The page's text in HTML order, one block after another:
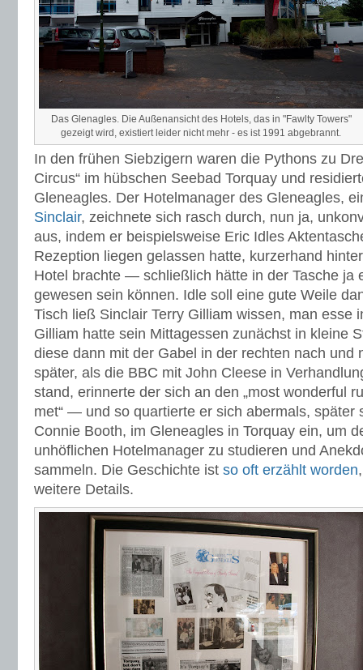
Das Glenagles. Die Außenansicht des Hotels, das in "Fawlty Towers"
gezeigt wird, existiert leider nicht mehr - es ist 1991 abgebrannt.
In den frühen Siebzigern waren die Pythons zu
Circus“ im hübschen Seebad Torquay und
Gleneagles. Der Hotelmanager des Gleneagles,
Sinclair, zeichnete sich rasch durch, nun ja,
aus, indem er beispielsweise Eric Idles
Rezeption liegen gelassen hatte, kurzerhand
Hotel brachte — schließlich hätte in der Tasche ja
gewesen sein können. Idle soll eine gute Weile
Tisch ließ Sinclair Terry Gilliam wissen, man esse
Gilliam hatte sein Mittagessen zunächst in kleine
diese dann mit der Gabel in der rechten nach und
später, als die BBC mit John Cleese in
stand, erinnerte der sich an den „most wonderful
met“ — und so quartierte er sich abermals, später
Connie Booth, im Gleneagles in Torquay ein, um
unhöflichen Hotelmanager zu studieren und
sammeln. Die Geschichte ist so oft erzählt worden
weitere Details.